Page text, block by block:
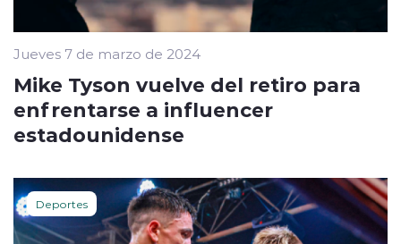
Jueves 7 de marzo de 2024
Mike Tyson vuelve del retiro para
enfrentarse a influencer
estadounidense
Deportes